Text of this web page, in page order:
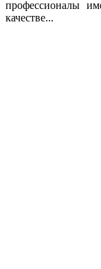
профессионалы
качестве...